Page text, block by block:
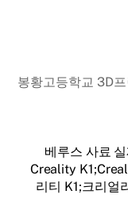
봉황고등학교 3D
베루스 사료
Creality
리티 K1;크리얼